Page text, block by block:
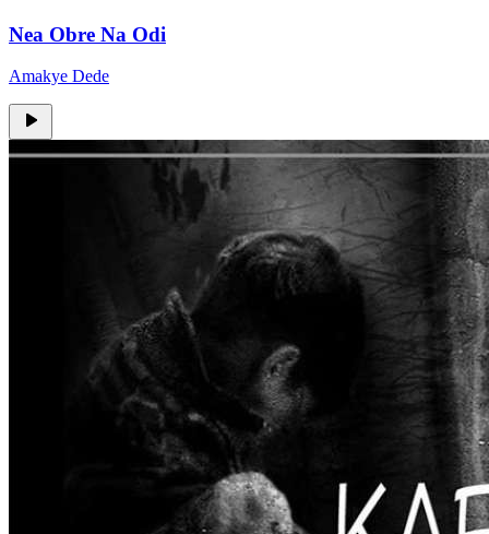
Nea Obre Na Odi
Amakye Dede